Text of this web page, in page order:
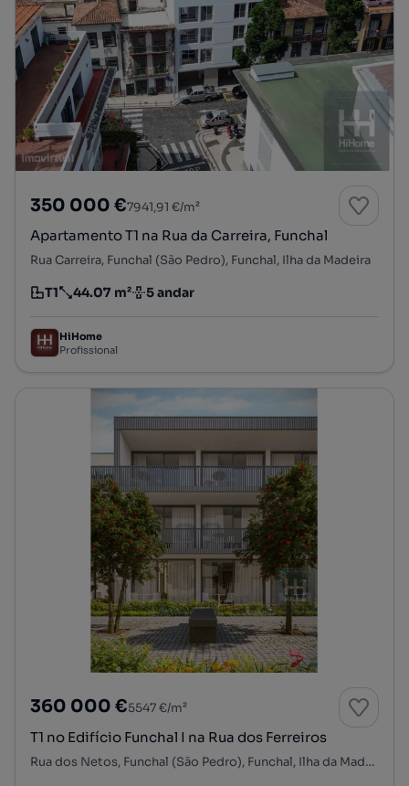
350 000 €7941,91 €/m²
Apartamento T1 na Rua da Carreira, Funchal
Rua Carreira, Funchal (São Pedro), Funchal, Ilha da Madeira
Tipologia
T1
Preço por metro quadrado
44.07 m²
Andar 5 andar
HiHome
Profissional
360 000 €5547 €/m²
T1 no Edifício Funchal I na Rua dos Ferreiros
Rua dos Netos, Funchal (São Pedro), Funchal, Ilha da Madeira